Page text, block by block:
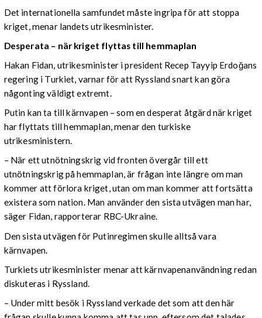
Det internationella samfundet måste ingripa för att stoppa
kriget, menar landets utrikesminister.
Desperata – när kriget flyttas till hemmaplan
Hakan Fidan, utrikesminister i president Recep Tayyip Erdoğans
regering i Turkiet, varnar för att Ryssland snart kan göra
någonting väldigt extremt.
Putin kan ta till kärnvapen – som en desperat åtgärd när kriget
har flyttats till hemmaplan, menar den turkiske
utrikesministern.
– När ett utnötningskrig vid fronten övergår till ett
utnötningskrig på hemmaplan, är frågan inte längre om man
kommer att förlora kriget, utan om man kommer att fortsätta
existera som nation. Man använder den sista utvägen man har,
säger Fidan, rapporterar RBC-Ukraine.
Den sista utvägen för Putinregimen skulle alltså vara
kärnvapen.
Turkiets utrikesminister menar att kärnvapenanvändning redan
diskuteras i Ryssland.
– Under mitt besök i Ryssland verkade det som att den här